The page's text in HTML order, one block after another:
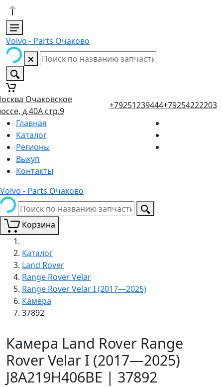
Volvo - Parts Очаково
Очаковское
д.40А стр.9
+79251239444+79254222203
Главная
Каталог
Регионы
Выкуп
Контакты
Volvo - Parts Очаково
Корзина
Каталог
Land Rover
Range Rover Velar
Range Rover Velar I (2017—2025)
Камера
37892
Камера Land Rover Range
Rover Velar I (2017—2025)
J8A219H406BE | 37892